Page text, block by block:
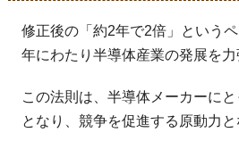
修正後の「約2年で2倍」という
年にわたり半導体産業の発展を力
この法則は、半導体メーカーに
となり、競争を促進する原動力と